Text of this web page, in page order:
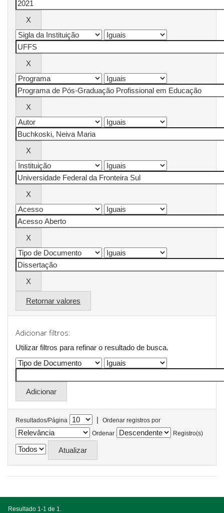
Retornar valores
Adicionar filtros:
Utilizar filtros para refinar o resultado de busca.
Resultados/Página |
Ordenar registros por
Ordenar
Registro(s)
Resultado 1-1 de 1.